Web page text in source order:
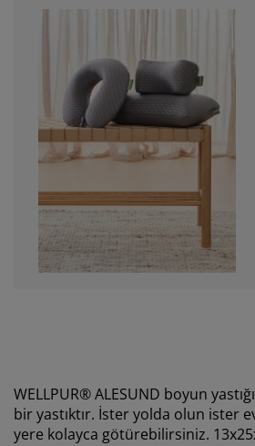
WELLPUR® ALESUND boyun
bir yastıktır. İster yolda olun ister
yere kolayca götürebilirsiniz.